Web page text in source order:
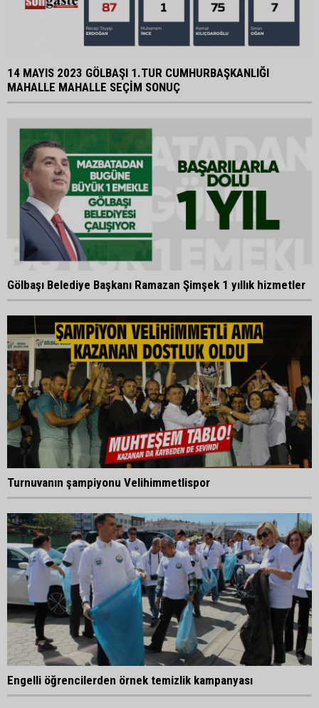
14 MAYIS 2023 GÖLBAŞI 1.TUR CUMHURBAŞKANLIĞI
MAHALLE MAHALLE SEÇİM SONUÇ
Gölbaşı Belediye Başkanı Ramazan Şimşek 1 yıllık hizmetler
Turnuvanın şampiyonu Velihimmetlispor
Engelli öğrencilerden örnek temizlik kampanyası